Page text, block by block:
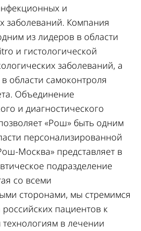
и
заболеваний. Компания
из лидеров в области
и гистологической
заболеваний, а
области самоконтроля
Объединение
и диагностического
«Рош» быть одним
персонализированной
Москва» представляет в
подразделение
со всеми
сторонами, мы стремимся
пациентов к
в лечении